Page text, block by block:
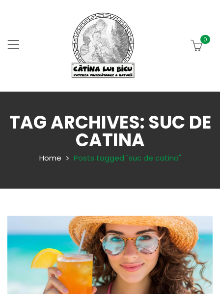
0
TAG ARCHIVES: SUC DE
CATINA
Home Posts tagged "suc de catina"